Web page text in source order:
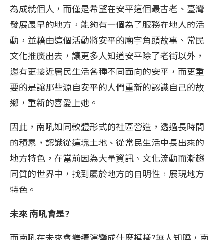
為成就個人，而僅是希望在安平這個最古老、臺灣
發展最早的地方，能夠有一個為了服務在地人的活
動，並藉由這個活動將安平的廟宇角頭故事、常民
文化推廣出去，讓更多人知道安平除了老街以外，
還有更接近居民生活各種不同面向的安平，而更重
要的是讓那些源自安平的人們重新的認識自己的故
鄉，重新的喜愛上她。
因此，南吼如同軟體形式的社區營造，透過長時間
的積累，認識從這塊土地、從常民生活中長出來的
地方特色，在當前因為大量資訊、文化流動而漸趨
同質的世界中，找到屬於地方的自明性，展現地方
特色。
未來 南吼會是?
而南吼在未來會繼續演變成什麼模樣?無人知曉，南